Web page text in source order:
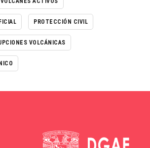
PROTECCIÓN CIVIL
VOLCÁNICAS